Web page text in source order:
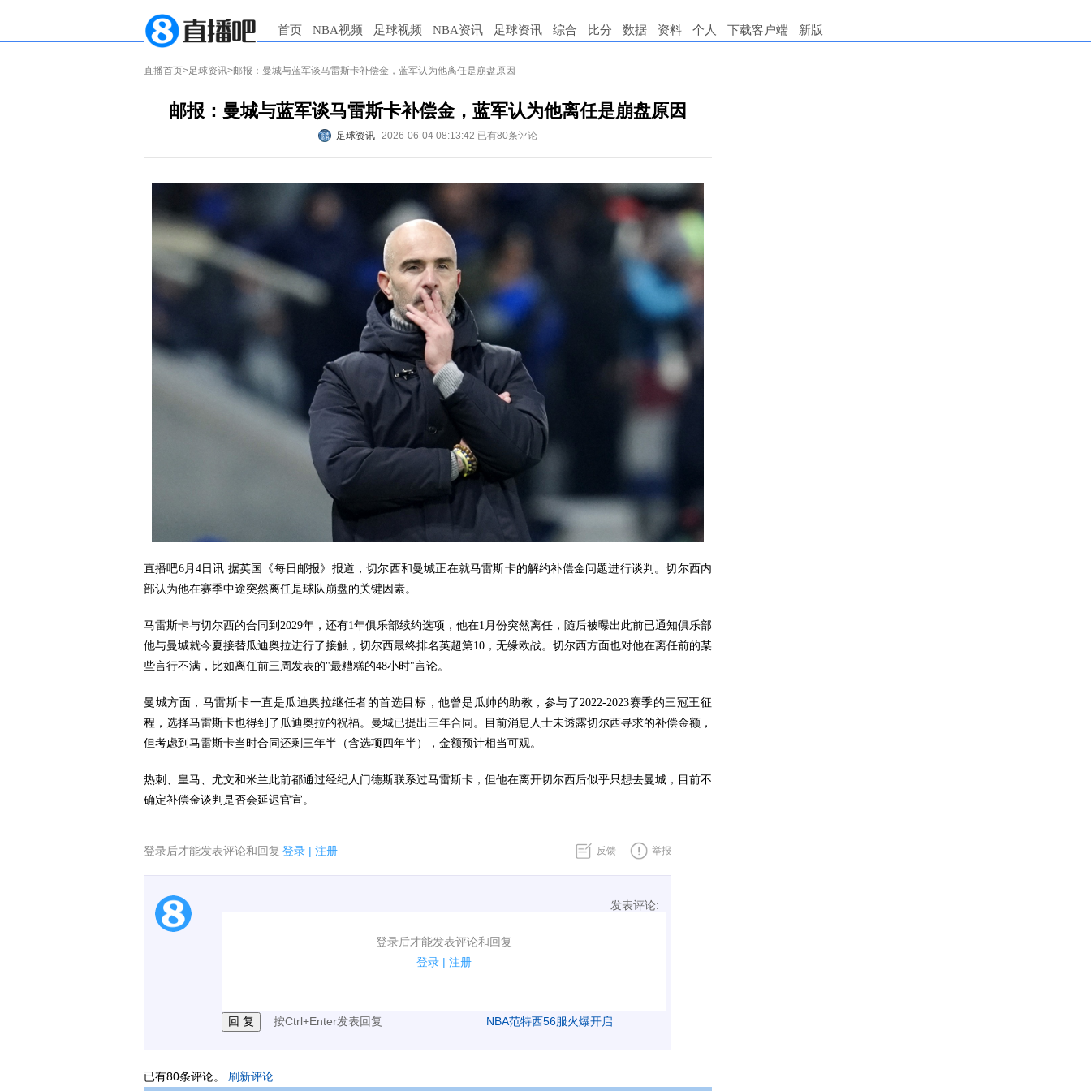
首页 NBA视频 足球视频 NBA资讯 足球资讯 综合 比分 数据 资料 个人 下载客户端 新版
直播首页>足球资讯>邮报：曼城与蓝军谈马雷斯卡补偿金，蓝军认为他离任是崩盘原因
邮报：曼城与蓝军谈马雷斯卡补偿金，蓝军认为他离任是崩盘原因
足球资讯 2026-06-04 08:13:42 已有80条评论
直播吧6月4日讯 据英国《每日邮报》报道，切尔西和曼城正在就马雷斯卡的解约补偿金问题进行谈判。切尔西内
部认为他在赛季中途突然离任是球队崩盘的关键因素。
马雷斯卡与切尔西的合同到2029年，还有1年俱乐部续约选项，他在1月份突然离任，随后被曝出此前已通知俱乐部
他与曼城就今夏接替瓜迪奥拉进行了接触，切尔西最终排名英超第10，无缘欧战。切尔西方面也对他在离任前的某
些言行不满，比如离任前三周发表的"最糟糕的48小时"言论。
曼城方面，马雷斯卡一直是瓜迪奥拉继任者的首选目标，他曾是瓜帅的助教，参与了2022-2023赛季的三冠王征
程， 选择马雷斯卡也得到了瓜迪奥拉的祝福。曼城已提出三年合同。目前消息人士未透露切尔西寻求的补偿金额，
但考虑到马雷斯卡当时合同还剩三年半（含选项四年半），金额预计相当可观。
热刺、皇马、尤文和米兰此前都通过经纪人门德斯联系过马雷斯卡，但他在离开切尔西后似乎只想去曼城，目前不
确定补偿金谈判是否会延迟官宣。
登录后才能发表评论和回复 登录 | 注册 反馈 举报
发表评论:
登录后才能发表评论和回复
登录 | 注册
1.电脑端新用户可以发表评论了！
按Ctrl+Enter发表回复 NBA范特西56服火爆开启
已有80条评论。 刷新评论